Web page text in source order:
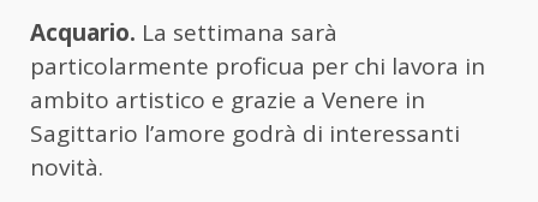
Acquario. La settimana sarà
particolarmente proficua per chi lavora in
ambito artistico e grazie a Venere in
Sagittario l’amore godrà di interessanti
novità.